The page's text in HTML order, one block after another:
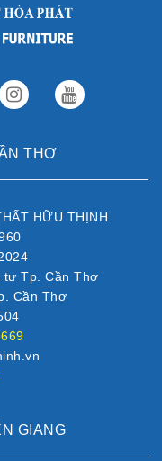
THƠ
HỮU THỊNH
tư Tp. Cần Thơ
Cần Thơ
GIANG